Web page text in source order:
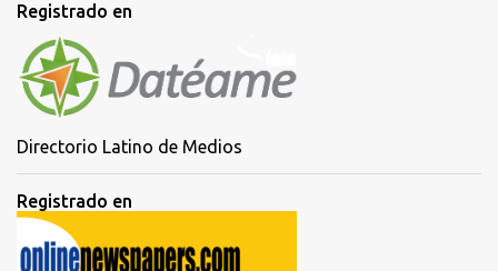
Registrado en
Directorio Latino de Medios
Registrado en